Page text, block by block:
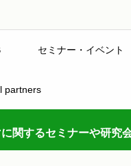
セミナー・イベント
partners
関するセミナーや研究